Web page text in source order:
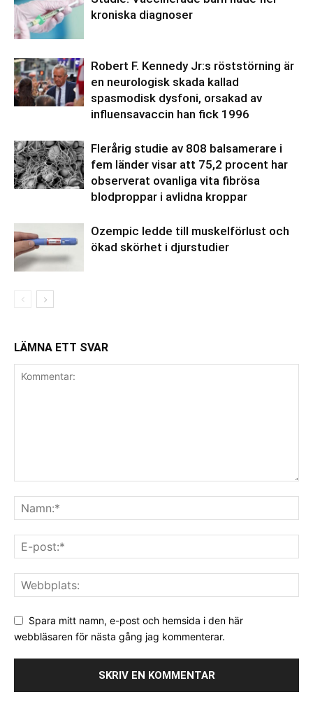
kroniska diagnoser
Robert F. Kennedy Jr:s röststörning är
en neurologisk skada kallad
spasmodisk dysfoni, orsakad av
influensavaccin han fick 1996
Flerårig studie av 808 balsamerare i
fem länder visar att 75,2 procent har
observerat ovanliga vita fibrösa
blodproppar i avlidna kroppar
Ozempic ledde till muskelförlust och
ökad skörhet i djurstudier
LÄMNA ETT SVAR
Spara mitt namn, e-post och hemsida i den här
webbläsaren för nästa gång jag kommenterar.